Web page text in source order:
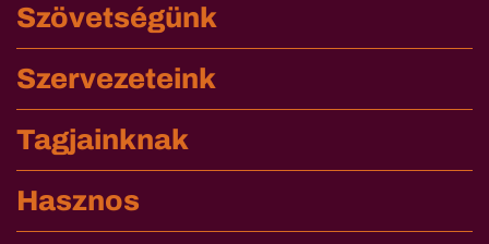
Szövetségünk
Szervezeteink
Tagjainknak
Hasznos